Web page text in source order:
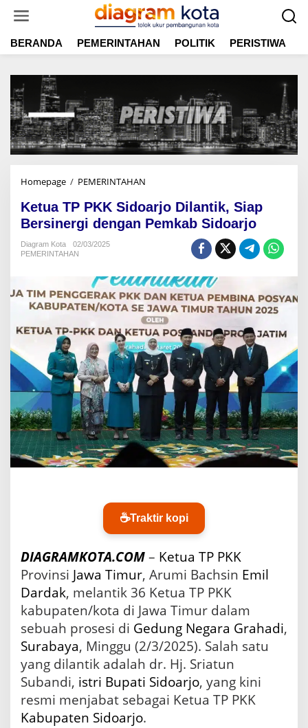
t
BERANDA PEMERINTAHAN POLITIK PERISTIWA
Homepage / PEMERINTAHAN
t
u
K
K
S
i
d
o
a
r
l
a
n
,
S
a
p
B
e
r
s
n
e
g
i
Ketua TP PKK Sidoarjo Dilantik, Siap
Bersinergi dengan Pemkab Sidoarjo
Diagram Kota
02/03/2025
PEMERINTAHAN
☕Traktir kopi
DIAGRAMKOTA.COM– Ketua TP PKK
Provinsi Jawa Timur, Arumi Bachsin Emil
Dardak, melantik 36 Ketua TP PKK
kabupaten/kota di Jawa Timur dalam
sebuah prosesi di Gedung Negara Grahadi,
Surabaya, Minggu (2/3/2025). Salah satu
yang dilantik adalah dr. Hj. Sriatun
Subandi, istri Bupati Sidoarjo, yang kini
resmi menjabat sebagai Ketua TP PKK
Kabupaten Sidoarjo.